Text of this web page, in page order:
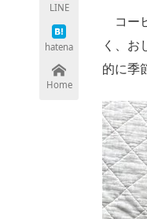
LINE
hatena
Home
コー
く、お
的に季